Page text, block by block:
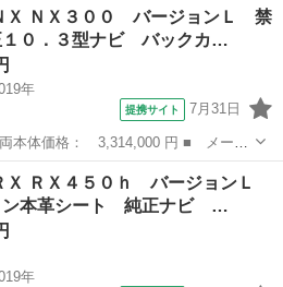
トロール バックカメラ フロント
Ｘ ＮＸ３００ バージョンＬ 禁
０．３型ナビ バックカ…
年
提携サイト 7月31日
ＮＸ ■ グレード名： ＮＸ３０
１０．３型ナビ バックカメラ セ
Ｘ ＲＸ４５０ｈ バージョンＬ
ン本革シート 純正ナビ …
年